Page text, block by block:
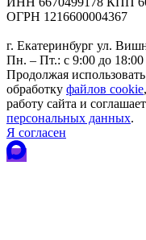
ОГРН 1216600004367
г. Екатеринбург ул.
Пн. – Пт.: с 9:00 до 18:00
Продолжая
обработку файлов cookie
работу сайта и
персональных данных.
Я согласен